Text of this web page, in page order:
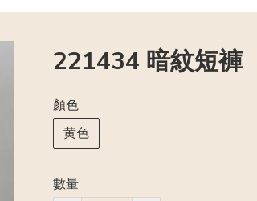
221434 暗紋短褲
顏色
黄色
數量